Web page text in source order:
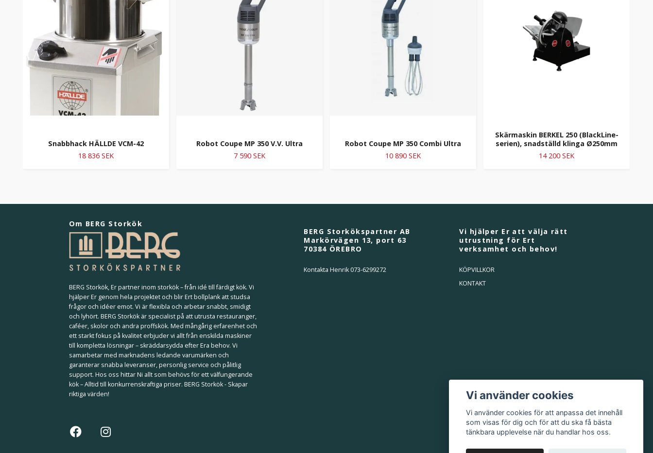
Snabbhack HÄLLDE VCM-42
18 836 SEK
Robot Coupe MP 350 V.V. Ultra
7 590 SEK
Robot Coupe MP 350 Combi Ultra
10 890 SEK
Skärmaskin BERKEL 250 (BlackLine-
serien), snadställd klinga Ø250mm
14 200 SEK
Om BERG Storkök
BERG Storkök, Er partner inom storkök – från idé till färdigt kök. Vi
hjälper Er genom hela projektet och blir Ert bollplank att studsa
frågor och idéer emot. Vi är flexibla och arbetar snabbt, smidigt
och lyhört. BERG Storkök är specialist på att utrusta restauranger,
caféer, skolor och andra proffskök. Med mångårig erfarenhet och
ett starkt fokus på kvalitet erbjuder vi allt från enskilda maskiner
till kompletta lösningar – skräddarsydda efter Era behov. Vi
samarbetar med marknadens ledande varumärken och
garanterar snabba leveranser, personlig service och pålitlig
support. Hos oss hittar Ni allt som behövs för ett välfungerande
kök – Alltid till konkurrenskraftiga priser. BERG Storkök - Skapar
riktiga värden!
BERG Storkökspartner AB
Markörvägen 13, port 63
70384 ÖREBRO
Kontakta Henrik 073-6299272
Vi hjälper Er att välja rätt
utrustning för Ert
verksamhet och behov!
KÖPVILLKOR
KONTAKT
Vi använder cookies
Vi använder cookies för att anpassa det innehåll
som visas för dig och för att du ska få bästa
tänkbara upplevelse när du handlar hos oss.